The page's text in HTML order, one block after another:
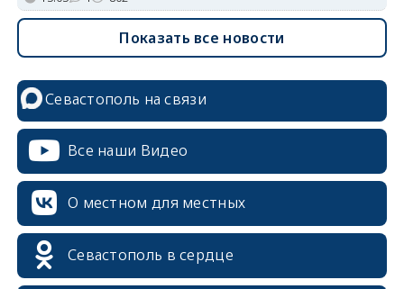
Показать все новости
Севастополь на связи
Все наши Видео
О местном для местных
Севастополь в сердце